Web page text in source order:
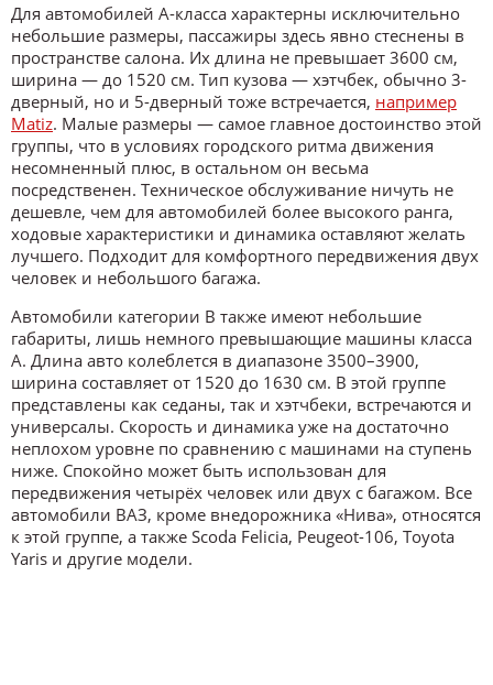
Для автомобилей A-класса характерны исключительно
небольшие размеры, пассажиры здесь явно стеснены в
пространстве салона. Их длина не превышает 3600 см,
ширина — до 1520 см. Тип кузова — хэтчбек, обычно 3-
дверный, но и 5-дверный тоже встречается, например
Matiz. Малые размеры — самое главное достоинство этой
группы, что в условиях городского ритма движения
несомненный плюс, в остальном он весьма
посредственен. Техническое обслуживание ничуть не
дешевле, чем для автомобилей более высокого ранга,
ходовые характеристики и динамика оставляют желать
лучшего. Подходит для комфортного передвижения двух
человек и небольшого багажа.
Автомобили категории В также имеют небольшие
габариты, лишь немного превышающие машины класса
A. Длина авто колеблется в диапазоне 3500–3900,
ширина составляет от 1520 до 1630 см. В этой группе
представлены как седаны, так и хэтчбеки, встречаются и
универсалы. Скорость и динамика уже на достаточно
неплохом уровне по сравнению с машинами на ступень
ниже. Спокойно может быть использован для
передвижения четырёх человек или двух с багажом. Все
автомобили ВАЗ, кроме внедорожника «Нива», относятся
к этой группе, а также Scoda Felicia, Peugeot-106, Toyota
Yaris и другие модели.